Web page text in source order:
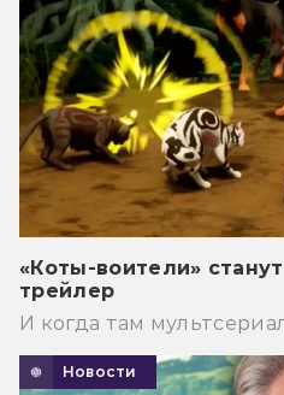
«Коты-воители»
трейлер
И когда там
Новости